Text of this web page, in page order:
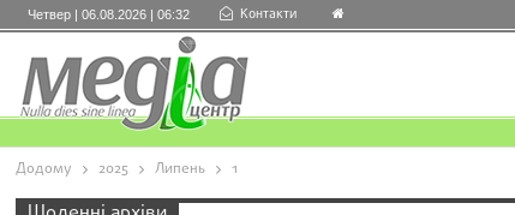
Четвер | 06.08.2026 | 06:32 Контакти
Додому 2025 Липень 1